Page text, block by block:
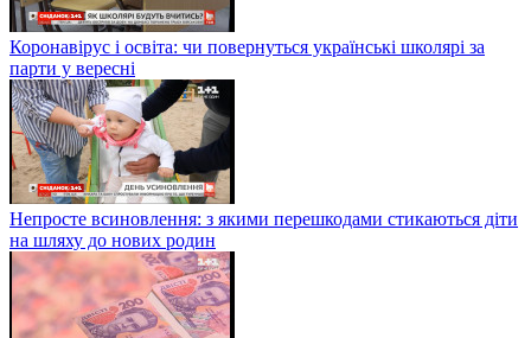
Коронавірус і освіта: чи повернуться українські школярі за
парти у вересні
Непросте всиновлення: з якими перешкодами стикаються діти
на шляху до нових родин